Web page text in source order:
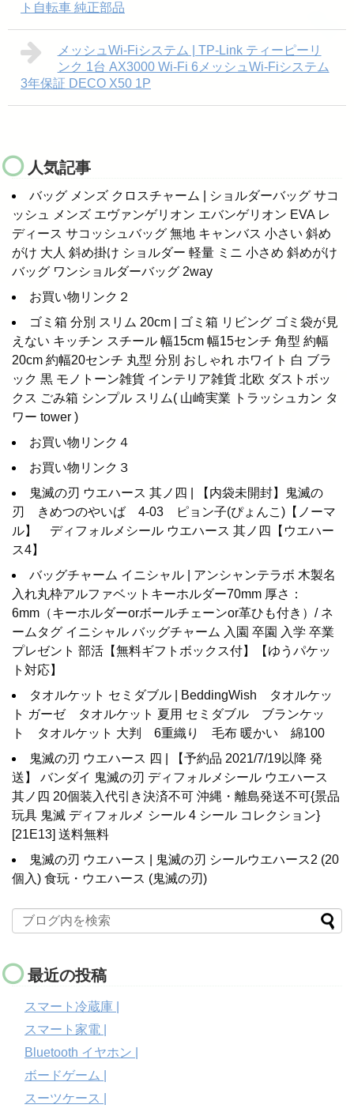
ト自転車 純正部品
メッシュWi-Fiシステム | TP-Link ティーピーリ
ンク 1台 AX3000 Wi-Fi 6メッシュWi-Fiシステム
3年保証 DECO X50 1P
人気記事
バッグ メンズ クロスチャーム | ショルダーバッグ サコ
ッシュ メンズ エヴァンゲリオン エバンゲリオン EVA レ
ディース サコッシュバッグ 無地 キャンバス 小さい 斜め
がけ 大人 斜め掛け ショルダー 軽量 ミニ 小さめ 斜めがけ
バッグ ワンショルダーバッグ 2way
お買い物リンク２
ゴミ箱 分別 スリム 20cm | ゴミ箱 リビング ゴミ袋が見
えない キッチン スチール 幅15cm 幅15センチ 角型 約幅
20cm 約幅20センチ 丸型 分別 おしゃれ ホワイト 白 ブラ
ック 黒 モノトーン雑貨 インテリア雑貨 北欧 ダストボッ
クス ごみ箱 シンプル スリム( 山崎実業 トラッシュカン タ
ワー tower )
お買い物リンク４
お買い物リンク３
鬼滅の刃 ウエハース 其ノ四 | 【内袋未開封】鬼滅の
刃 きめつのやいば 4-03 ピョン子(ぴょんこ)【ノーマ
ル】 ディフォルメシール ウエハース 其ノ四【ウエハー
ス4】
バッグチャーム イニシャル | アンシャンテラボ 木製名
入れ丸枠アルファベットキーホルダー70mm 厚さ：
6mm（キーホルダーorボールチェーンor革ひも付き）/ ネ
ームタグ イニシャル バッグチャーム 入園 卒園 入学 卒業
プレゼント 部活【無料ギフトボックス付】【ゆうパケッ
ト対応】
タオルケット セミダブル | BeddingWish タオルケッ
ト ガーゼ タオルケット 夏用 セミダブル ブランケッ
ト タオルケット 大判 6重織り 毛布 暖かい 綿100
鬼滅の刃 ウエハース 四 | 【予約品 2021/7/19以降 発
送】 バンダイ 鬼滅の刃 ディフォルメシール ウエハース
其ノ四 20個装入代引き決済不可 沖縄・離島発送不可{景品
玩具 鬼滅 ディフォルメ シール 4 シール コレクション}
[21E13] 送料無料
鬼滅の刃 ウエハース | 鬼滅の刃 シールウエハース2 (20
個入) 食玩・ウエハース (鬼滅の刃)
最近の投稿
スマート冷蔵庫 |
スマート家電 |
Bluetooth イヤホン |
ボードゲーム |
スーツケース |